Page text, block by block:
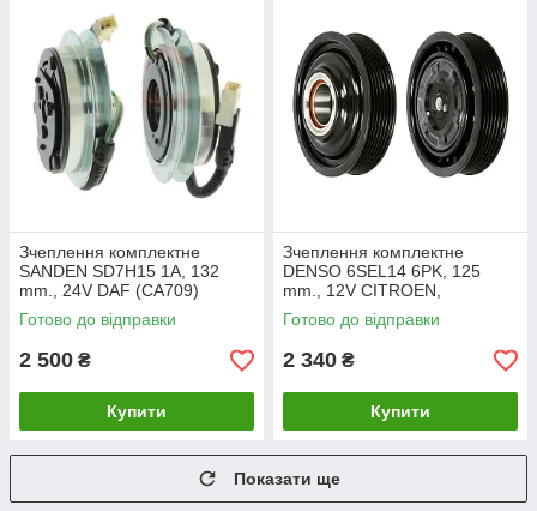
Зчеплення комплектне
SANDEN SD7H15 1A, 132
mm., 24V DAF (CA709)
Готово до відправки
2 500 ₴
Купити
Зчеплення комплектне
DENSO 6SEL14 6PK, 125
mm., 12V CITROEN,
PEUGEOT, RENAULT (CA599)
Готово до відправки
2 340 ₴
Купити
Показати ще